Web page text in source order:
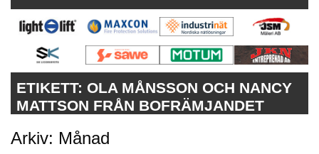
PRENUMERERA
VÅRA ANDRA MAGASIN
ANNONSERA
ETIKETT: OLA MÅNSSON OCH NANCY
MATTSON FRÅN BOFRÄMJANDET
Arkiv: Månad